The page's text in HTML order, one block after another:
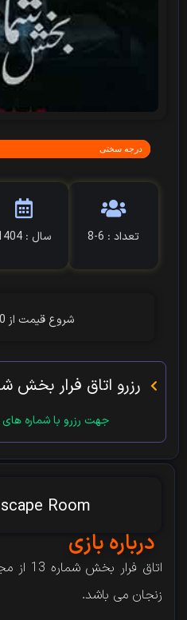
درجه سختی
تعداد : 6-8 سال : 1404
شروع قیمت از 350000 تومان
رزرو اتاق فرار بخش
جهت رزرو با شماره
Room
درباره بازی
اتاق
زنجان می باشد.